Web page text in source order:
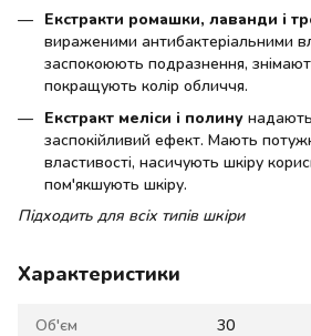
Екстракти ромашки, лаванди і
вираженими антибактеріальними
заспокоюють подразнення,
покращують колір обличчя.
Екстракт меліси і полину надають
заспокійливий ефект. Мають
властивості, насичують шкіру
пом'якшують шкіру.
Підходить для всіх типів шкіри
Характеристики
Об'єм 30